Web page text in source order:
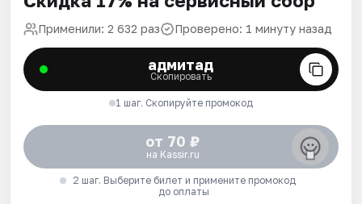
Применили: 2 632 раз Проверено: 1 минуту назад
адмитад
Скопировать
1 шаг. Скопируйте промокод
от 70 ₽
на Kassir.ru
2 шаг. Выберите билет и примените промокод
до оплаты